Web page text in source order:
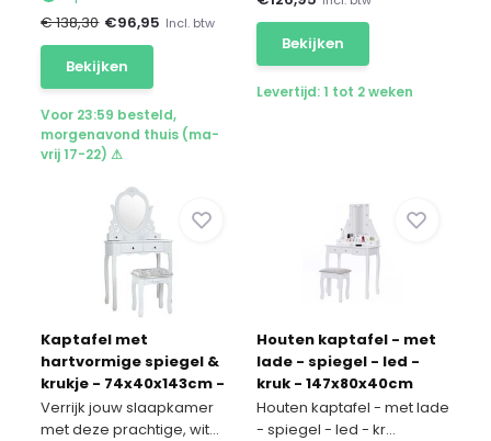
€ 138,30 €96,95 Incl. btw
Bekijken
Voor 23:59 besteld,
morgenavond thuis (ma-
vrij 17-22) ⚠
Bekijken
Levertijd: 1 tot 2 weken
Kaptafel met
hartvormige spiegel &
krukje - 74x40x143cm -
wit
Verrijk jouw slaapkamer
met deze prachtige, wit...
Houten kaptafel - met
lade - spiegel - led -
kruk - 147x80x40cm
Houten kaptafel - met lade
- spiegel - led - kr...